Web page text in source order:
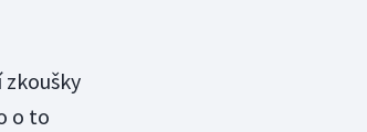
zkoušky
o to